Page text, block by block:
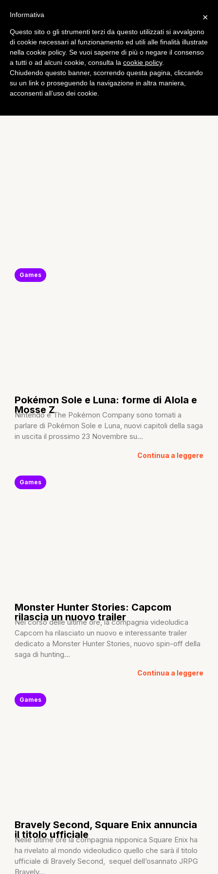
Games
Pokémon Sole e Luna: forme di Alola e
Mosse Z
Nintendo e The Pokémon Company sono tornati a
parlare di Pokémon Sole e Luna, nuovi capitoli della saga
in uscita il prossimo 23 Novembre su...
Continua a leggere
Games
Monster Hunter Stories: Capcom
rilascia un nuovo trailer
Nel corso delle ultime ore, la compagnia videoludica
Capcom ha rilasciato un nuovo e interessante trailer
dedicato a Monster Hunter Stories, nuovo spin-off della
saga di hunting...
Continua a leggere
Games
Bravely Second, Square Enix annuncia
il titolo ufficiale
Nelle ultime ore la compagnia nipponica Square Enix ha
ha rivelato al mondo videoludico quello che sarà il titolo
ufficiale di Bravely Second, sequel dell’osannato JRPG
Bravely...
×
Informativa
Questo sito o gli strumenti terzi da questo utilizzati si avvalgono
di cookie necessari al funzionamento ed utili alle finalità illustrate
nella cookie policy. Se vuoi saperne di più o negare il consenso
a tutti o ad alcuni cookie, consulta la cookie policy.
Chiudendo questo banner, scorrendo questa pagina, cliccando
su un link o proseguendo la navigazione in altra maniera,
acconsenti all’uso dei cookie.